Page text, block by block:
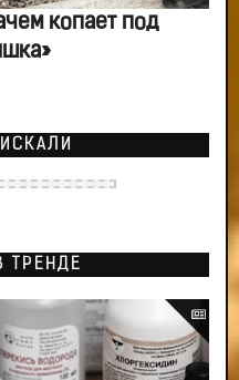
копает под
ТРЕНДЕ